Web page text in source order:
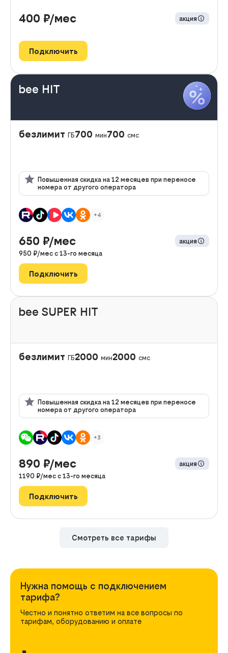
400 ₽/мес акция
Подключить
bee HIT
безлимит ГБ700 мин700 смс
Повышенная скидка на 12 месяцев при переносе
номера от другого оператора
+4
650 ₽/мес
акция
950 ₽/мес с 13-го месяца
Подключить
bee SUPER HIT
безлимит ГБ2000 мин2000 смс
Повышенная скидка на 12 месяцев при переносе
номера от другого оператора
+3
890 ₽/мес
акция
1190 ₽/мес с 13-го месяца
Подключить
Смотреть все тарифы
Нужна помощь с подключением
тарифа?
Честно и понятно ответим на все вопросы по
тарифам, оборудованию и оплате